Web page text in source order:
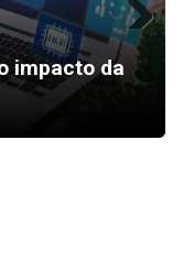
impacto daNext